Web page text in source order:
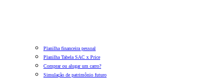
Planilha financeira pessoal
Planilha Tabela SAC x Price
Comprar ou alugar um carro?
Simulação de patrimônio futuro